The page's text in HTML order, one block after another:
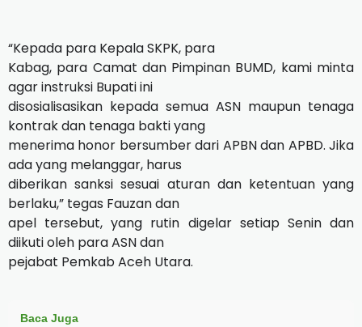
“Kepada para Kepala SKPK, para
Kabag, para Camat dan Pimpinan BUMD, kami minta
agar instruksi Bupati ini
disosialisasikan kepada semua ASN maupun tenaga
kontrak dan tenaga bakti yang
menerima honor bersumber dari APBN dan APBD. Jika
ada yang melanggar, harus
diberikan sanksi sesuai aturan dan ketentuan yang
berlaku,” tegas Fauzan dan
apel tersebut, yang rutin digelar setiap Senin dan
diikuti oleh para ASN dan
pejabat Pemkab Aceh Utara.
Baca Juga